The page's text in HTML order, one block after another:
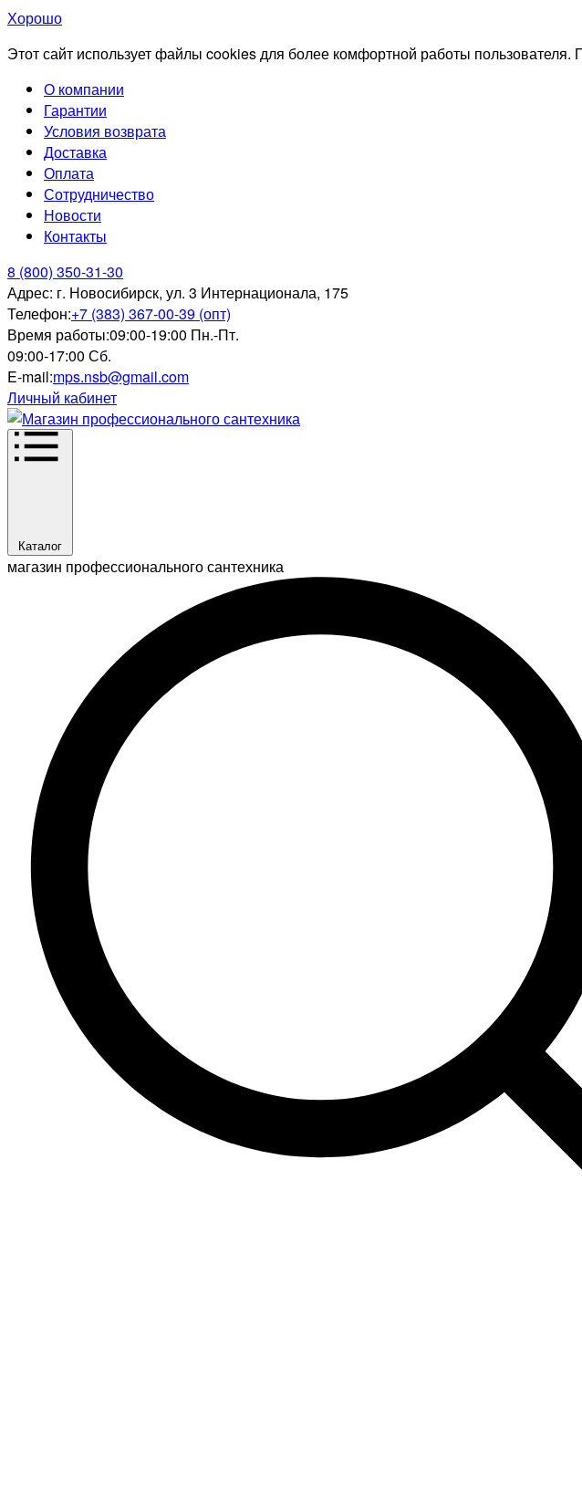
Хорошо
Этот сайт использует файлы cookies для более комфортной работы
О компании
Гарантии
Условия возврата
Доставка
Оплата
Сотрудничество
Новости
Контакты
8 (800) 350-31-30
Адрес: г. Новосибирск, ул. 3 Интернационала, 175
Телефон:+7 (383) 367-00-39 (опт)
Время работы:09:00-19:00 Пн.-Пт.
09:00-17:00 Сб.
E-mail:mps.nsb@gmail.com
Личный кабинет
Каталог
магазин профессионального сантехника